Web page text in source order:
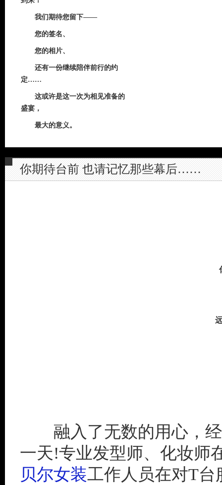
我们期待您留下——
您的签名、
您的相片、
还有一份继续陪伴前行的约
定……
这或许是这一次为相见准备的
盛宴，
最大的意义。
你期待台前 也请记忆那些幕后……
你
远
融入了无数的用心，经
一天!专业发型师、化妆师
贝尔女装工作人员在对T台